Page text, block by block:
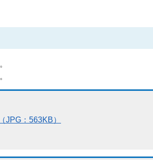
JPG：563KB）